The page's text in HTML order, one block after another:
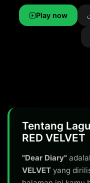
Play now
Tentang
RED VELVET
"Dear Diary"
VELVET yang